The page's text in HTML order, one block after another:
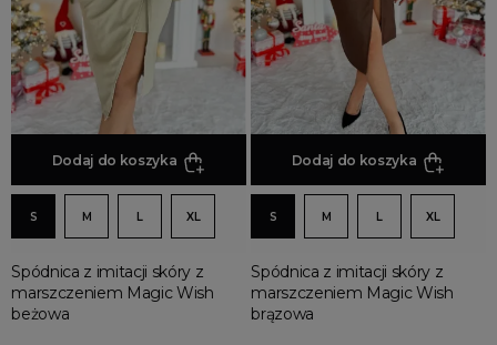
Spódnice rozkloszowane
Spódnice z eko skóry
Spódnice jeansowe
Spódnice na wesele
Spódnice maxi
Spódnice wieczorowe
Spódnice asymetryczne
Spódnice plisowane
Spódnice skórzane
Spódnice trapezowe
Dodaj do koszyka
S M L XL
Spódnica z imitacji skóry z
marszczeniem Magic Wish
beżowa
Dodaj do koszyka
S M L XL
Spódnica z imitacji skóry z
marszczeniem Magic Wish
brązowa